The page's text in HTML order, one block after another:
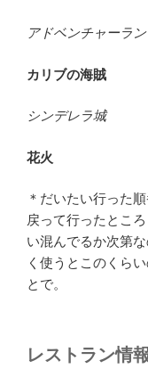
アドベンチャーラ
カリブの海賊
シンデレラ城
花火
＊だいたい行った
戻って行ったとこ
い混んでるか次第
く使うとこのくら
とで。
レストラン情